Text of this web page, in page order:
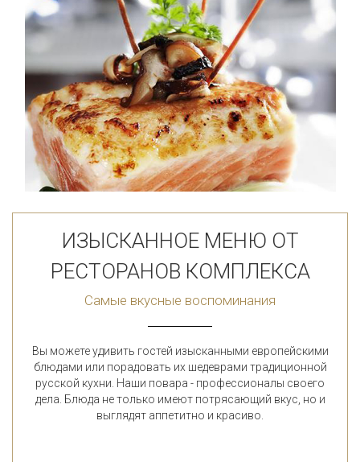
ИЗЫСКАННОЕ МЕНЮ ОТ
РЕСТОРАНОВ КОМПЛЕКСА
Самые вкусные воспоминания
Вы можете удивить гостей изысканными европейскими
блюдами или порадовать их шедеврами традиционной
русской кухни. Наши повара - профессионалы своего
дела. Блюда не только имеют потрясающий вкус, но и
выглядят аппетитно и красиво.